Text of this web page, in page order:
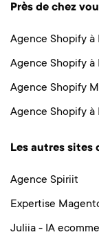
Près de chez
Agence Shopify à
Agence Shopify à
Agence Shopify
Agence Shopify à
Les autres sites
Agence Spiriit
Expertise
Juliia - IA